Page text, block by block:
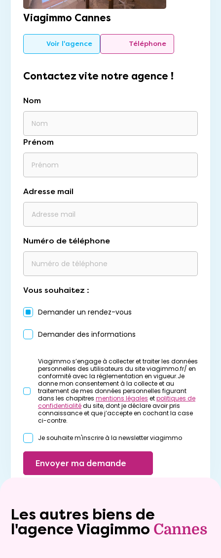
Viagimmo Cannes
Voir l'agence Téléphone
Contactez vite notre agence !
Nom
Prénom
Adresse mail
Numéro de téléphone
Vous souhaitez :
Demander un rendez-vous
Demander des informations
Viagimmo s’engage à collecter et traiter les données
personnelles des utilisateurs du site viagimmo.fr/ en
conformité avec la réglementation en vigueur.Je
donne mon consentement à la collecte et au
traitement de mes données personnelles figurant
dans les chapitres mentions légales etpolitiques de
confidentialitédu site, dont je déclare avoir pris
connaissance et que j’accepte en cochant la case
ci-contre.
Je souhaite m'inscrire à la newsletter viagimmo
Envoyer ma demande
Les autres biens de
l'agence Viagimmo Cannes